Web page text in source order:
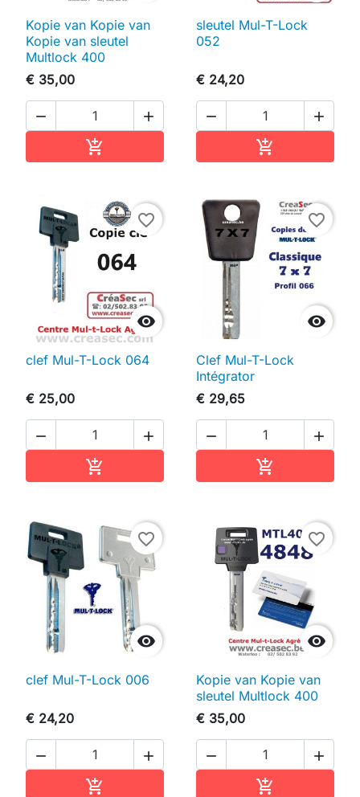
Kopie van Kopie van
Kopie van sleutel
Multlock 400
€ 35,00
 

sleutel Mul-T-Lock
052
€ 24,20
 


favorite_border
clef Mul-T-Lock 064
€ 25,00
 


favorite_border
Clef Mul-T-Lock
Intégrator
€ 29,65
 


favorite_border
clef Mul-T-Lock 006
€ 24,20
 


favorite_border
Kopie van Kopie van
sleutel Multlock 400
€ 35,00
 
